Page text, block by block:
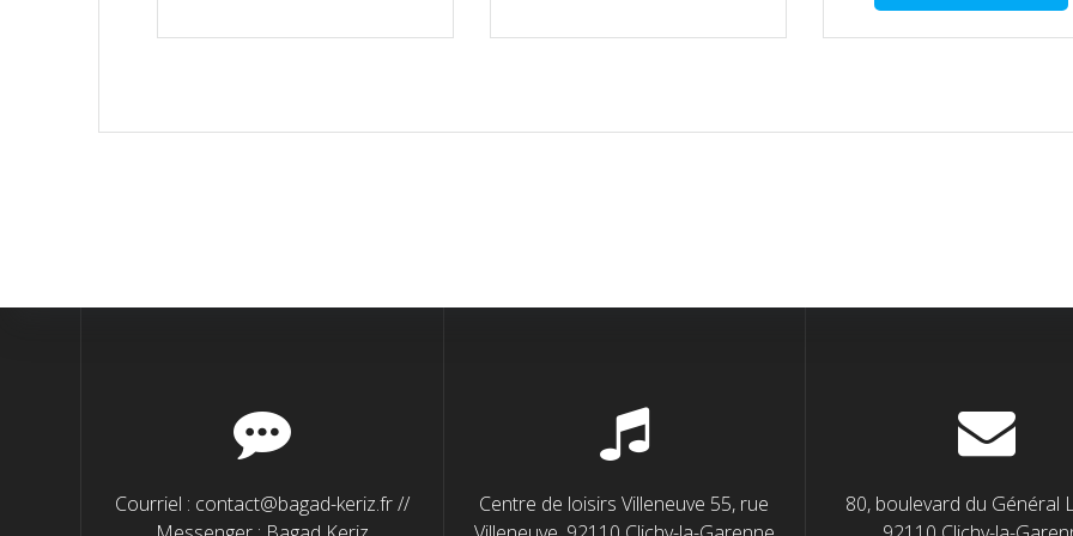
Courriel : contact@bagad-keriz.fr //
Centre de loisirs Villeneuve 55, rue
80, boulevard du Général